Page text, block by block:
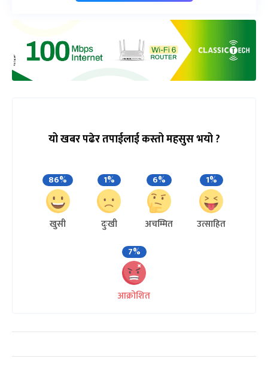
यो खबर पढेर तपाईलाई कस्तो महसुस भयो ?
86%
खुसी
1%
दुःखी
6%
अचम्मित
1%
उत्साहित
7%
आक्रोशित